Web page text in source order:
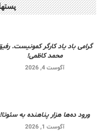
گرامی باد یاد کارگر کمونیست.
محمد کاظمی!
آگوست 4, 2026
ورود ده‌ها هزار پناهنده به سئوتا!
آگوست 1, 2026